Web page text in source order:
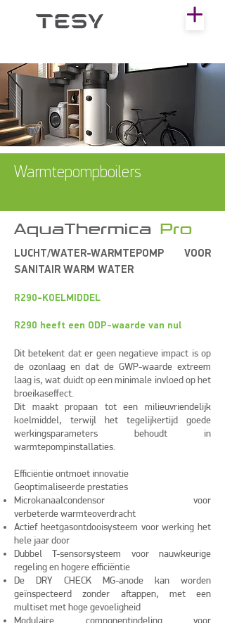
Warmtepompboilers
AquaThermica Pro
LUCHT/WATER-WARMTEPOMP VOOR
SANITAIR WARM WATER
R290-KOELMIDDEL
R290 heeft een ODP-waarde van nul
Dit betekent dat er geen negatieve impact is op
de ozonlaag en dat de GWP-waarde extreem
laag is, wat duidt op een minimale invloed op het
broeikaseffect.
Dit maakt propaan tot een milieuvriendelijk
koelmiddel, terwijl het tegelijkertijd goede
werkingsparameters behoudt in
warmtepompinstallaties.
Efficiëntie ontmoet innovatie
Geoptimaliseerde prestaties
Microkanaalcondensor voor
verbeterdewarmteoverdracht
Actief heetgasontdooisysteem voor werking het
hele jaar door
Dubbel T-sensorsysteem voor nauwkeurige
regeling en hogere efficiëntie
De DRY CHECK MG-anode kan worden
geïnspecteerd zonder aftappen, met een
multiset met hoge gevoeligheid
Modulaire componentindeling voor